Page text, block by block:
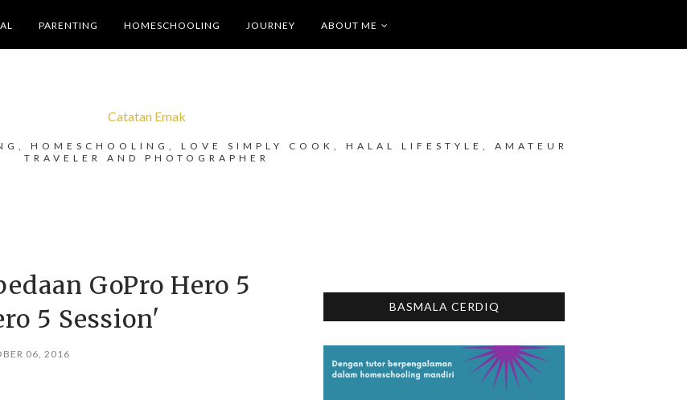
PARENTING HOMESCHOOLING JOURNEY ABOUT ME
Catatan Emak
HOMESCHOOLING, LOVE SIMPLY COOK, HALAL LIFESTYLE, AMATEUR
TRAVELER AND PHOTOGRAPHER
GoPro Hero 5
5 Session'
06, 2016
BASMALA CERDIQ